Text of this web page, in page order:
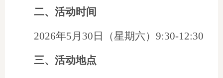
二、 活动时间
2026年5月30日（星期六）9:30-12:30
三、 活动地点